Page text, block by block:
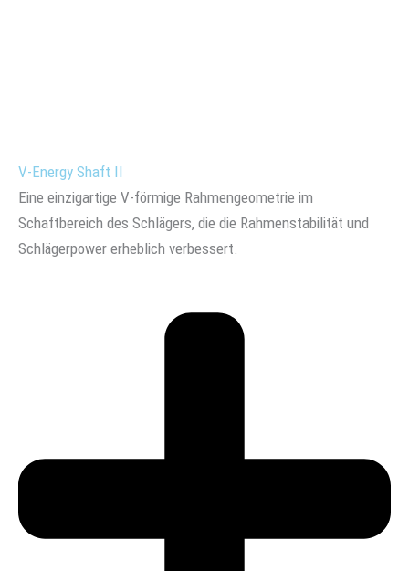
V-Energy Shaft II
Eine einzigartige V-förmige Rahmengeometrie im
Schaftbereich des Schlägers, die die Rahmenstabilität und
Schlägerpower erheblich verbessert.